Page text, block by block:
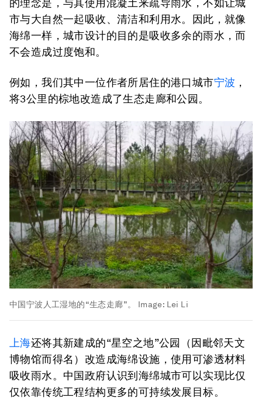
的理念是，与其使用混凝土来疏导雨水，不如让城
市与大自然一起吸收、清洁和利用水。因此，就像
海绵一样，城市设计的目的是吸收多余的雨水，而
不会造成过度饱和。
例如，我们其中一位作者所居住的港口城市宁波 ，
将3公里的棕地改造成了生态走廊和公园。
中国宁波人工湿地的“生态走廊”。 Image: Lei Li
上海还将其新建成的“星空之地”公园（因毗邻天文
博物馆而得名）改造成海绵设施，使用可渗透材料
吸收雨水。中国政府认识到海绵城市可以实现比仅
仅依靠传统工程结构更多的可持续发展目标。